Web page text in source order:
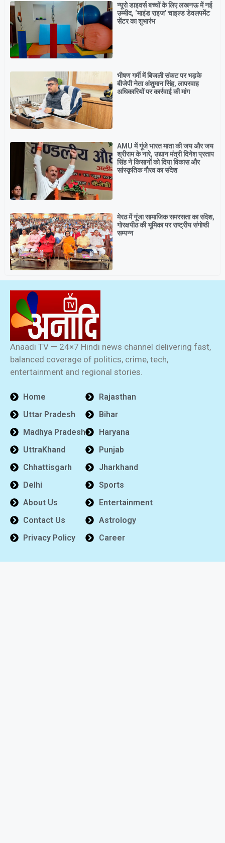
न्यूरो डाइवर्स बच्चों के लिए लखनऊ में नई
उम्मीद, ‘माइंड राइज’ चाइल्ड डेवलपमेंट
सेंटर का शुभारंभ
भीषण गर्मी में बिजली संकट पर भड़के
बीजेपी नेता अंशुमान सिंह, लापरवाह
अधिकारियों पर कार्रवाई की मांग
AMU में गूंजे भारत माता की जय और जय
श्रीराम के नारे, उद्यान मंत्री दिनेश प्रताप
सिंह ने किसानों को दिया विकास और
सांस्कृतिक गौरव का संदेश
मेरठ में गूंजा सामाजिक समरसता का संदेश,
गोरक्षपीठ की भूमिका पर राष्ट्रीय संगोष्ठी
सम्पन्न
Anaadi TV — 24×7 Hindi news channel delivering fast,
balanced coverage of politics, crime, tech,
entertainment and regional stories.
Home
Uttar Pradesh
Madhya Pradesh
UttraKhand
Chhattisgarh
Delhi
About Us
Contact Us
Privacy Policy
Rajasthan
Bihar
Haryana
Punjab
Jharkhand
Sports
Entertainment
Astrology
Career